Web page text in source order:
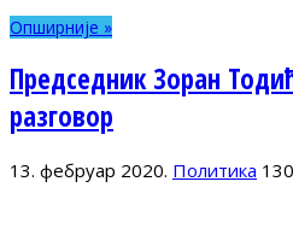
Опширније »
Председник Зоран
разговор
13. фебруар 2020. Политика 130